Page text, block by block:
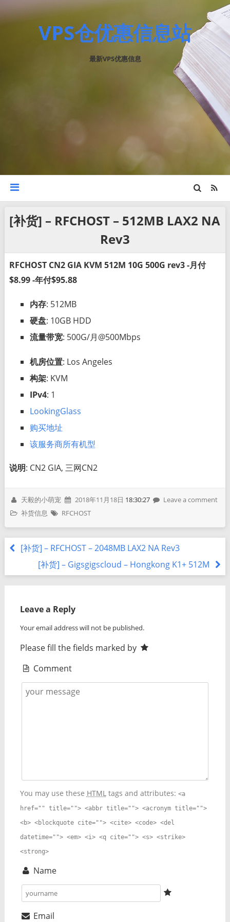
VPS仓优惠信息站
最新VPS优惠信息
[补货] – RFCHOST – 512MB LAX2 NA
Rev3
RFCHOST CN2 GIA KVM 512M 10G 500G rev3 -月付
$8.99 -年付$95.88
内存: 512MB
硬盘: 10GB HDD
流量带宽: 500G/月@500Mbps
机房位置: Los Angeles
构架: KVM
IPv4: 1
LookingGlass
购买地址
该服务商所有机型
说明: CN2 GIA, 三网CN2
天毅的小萌宠 2018年11月18日 18:30:27
Leave a comment
补货信息
RFCHOST
[补货] – RFCHOST – 2048MB LAX2 NA Rev3
[补货] – Gigsgigscloud – Hongkong K1+ 512M
Leave a Reply
Your email address will not be published.
Please fill the fields marked by
Comment
You may use these HTMLtags and attributes: <a
href="" title=""> <abbr title=""> <acronym title="">
<b> <blockquote cite=""> <cite> <code> <del
datetime=""> <em> <i> <q cite=""> <s> <strike>
<strong>
Name
Email